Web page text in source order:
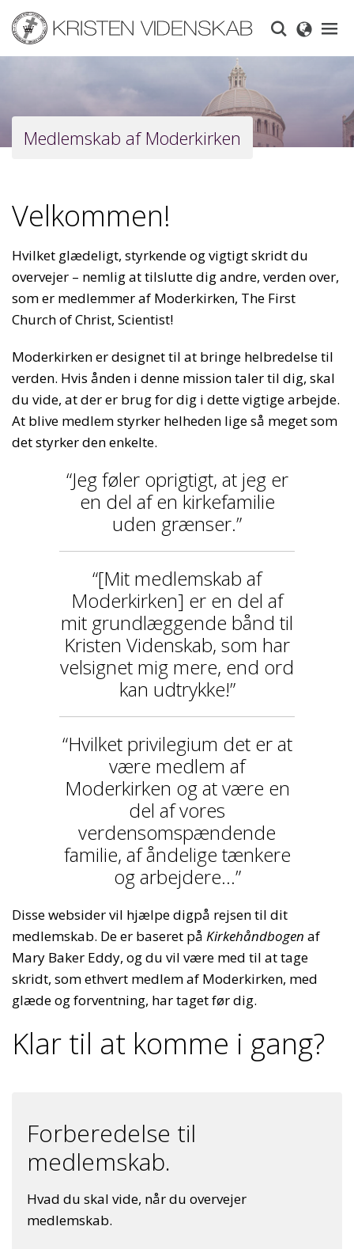
main
content
Medlemskab af Moderkirken
Velkommen!
Hvilket glædeligt, styrkende og vigtigt skridt du
overvejer – nemlig at tilslutte dig andre, verden over,
som er medlemmer af Moderkirken, The First
Church of Christ, Scientist!
Moderkirken er designet til at bringe helbredelse til
verden. Hvis ånden i denne mission taler til dig, skal
du vide, at der er brug for dig i dette vigtige arbejde.
At blive medlem styrker helheden lige så meget som
det styrker den enkelte.
“Jeg føler oprigtigt, at jeg er
en del af en kirkefamilie
uden grænser.”
“[Mit medlemskab af
Moderkirken] er en del af
mit grundlæggende bånd til
Kristen Videnskab, som har
velsignet mig mere, end ord
kan udtrykke!”
“Hvilket privilegium det er at
være medlem af
Moderkirken og at være en
del af vores
verdensomspændende
familie, af åndelige tænkere
og arbejdere…”
Disse websider vil hjælpe digpå rejsen til dit
medlemskab. De er baseret på Kirkehåndbogen af
Mary Baker Eddy, og du vil være med til at tage
skridt, som ethvert medlem af Moderkirken, med
glæde og forventning, har taget før dig.
Klar til at komme i gang?
Forberedelse til
medlemskab.
Hvad du skal vide, når du overvejer
medlemskab.